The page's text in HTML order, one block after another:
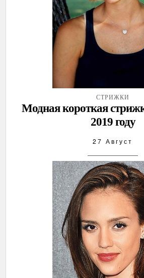
СТРИЖКИ
Модная короткая
2019 году
27 Август